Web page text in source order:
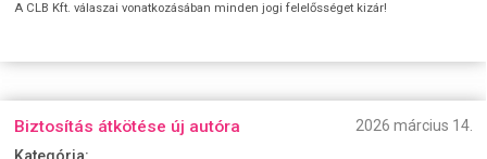
A CLB Kft. válaszai vonatkozásában minden jogi felelősséget kizár!
Biztosítás átkötése új autóra
2026 március 14.